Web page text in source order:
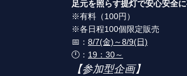
足元を照らす提灯で安心安全
※有料（100円）
※各日程100個限定販売
📅： 8/7(金)～8/9(日)
🕛： 19：30～
【参加型企画】